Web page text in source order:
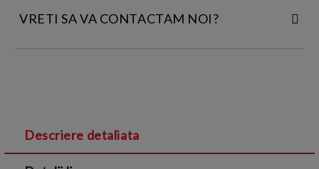
VRETI SA VA CONTACTAM NOI?
Descriere detaliata